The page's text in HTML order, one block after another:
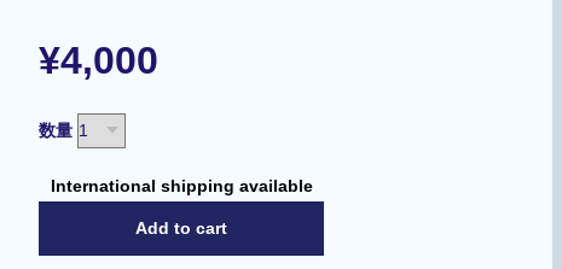
¥4,000
数量
International shipping available
Add to cart